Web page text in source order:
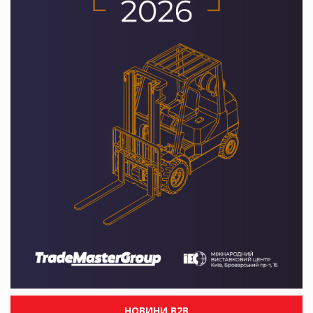
НОВИНИ B2B